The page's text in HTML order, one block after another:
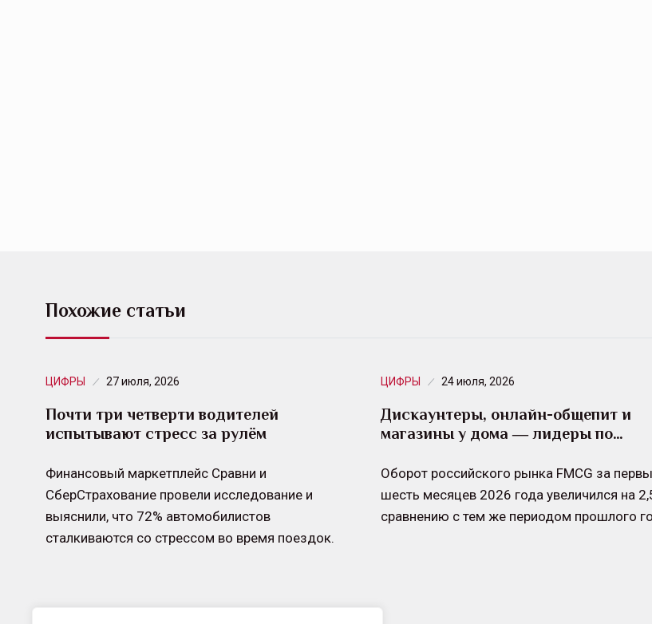
Похожие статьи
ЦИФРЫ 27 июля, 2026
Почти три четверти водителей
испытывают стресс за рулём
Финансовый маркетплейс Сравни и
СберСтрахование провели исследование и
выяснили, что 72% автомобилистов
сталкиваются со стрессом во время поездок.
ЦИФРЫ 24 июля, 2026
Дискаунтеры, онлайн-общепит и
магазины у дома ― лидеры по…
Оборот российского рынка FMCG за
шесть месяцев 2026 года увеличился на
сравнению с тем же периодом прошлого